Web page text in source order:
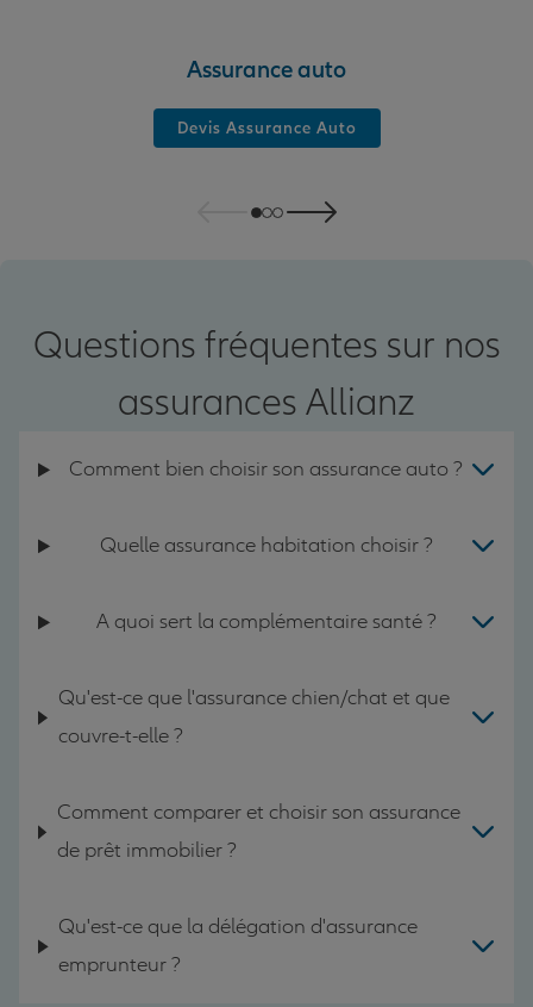
Assurance auto
Devis Assurance Auto
Questions fréquentes sur nos
assurances Allianz
Comment bien choisir son assurance auto ?
Quelle assurance habitation choisir ?
A quoi sert la complémentaire santé ?
Qu'est-ce que l'assurance chien/chat et que
couvre-t-elle ?
Comment comparer et choisir son assurance
de prêt immobilier ?
Qu'est-ce que la délégation d'assurance
emprunteur ?